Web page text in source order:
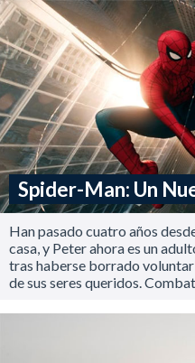
Spider-Man: Un
Han pasado cuatro años
casa, y Peter ahora es un
tras haberse borrado
de sus seres queridos.